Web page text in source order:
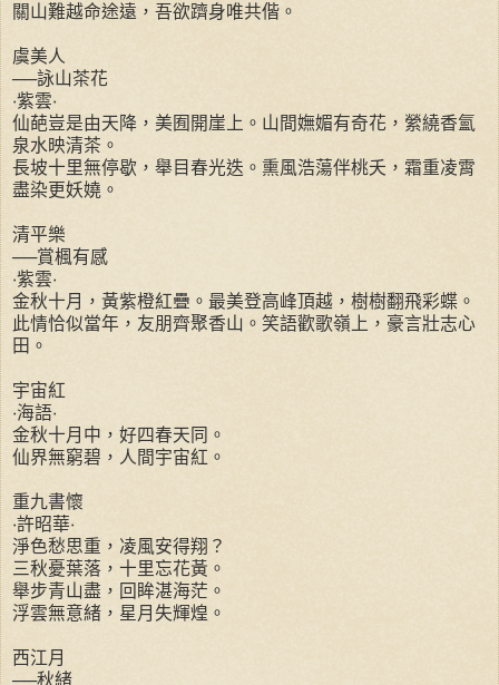
關山難越命途遠，吾欲躋身唯共偕。
虞美人
──詠山茶花
‧紫雲‧
仙葩豈是由天降，美囿開崖上。山間嫵媚有奇花，縈繞香氳
泉水映清茶。
長坡十里無停歇，舉目春光迭。熏風浩蕩伴桃夭，霜重凌霄
盡染更妖嬈。
清平樂
──賞楓有感
‧紫雲‧
金秋十月，黃紫橙紅疊。最美登高峰頂越，樹樹翻飛彩蝶。
此情恰似當年，友朋齊聚香山。笑語歡歌嶺上，豪言壯志心
田。
宇宙紅
‧海語‧
金秋十月中，好四春天同。
仙界無窮碧，人間宇宙紅。
重九書懷
‧許昭華‧
淨色愁思重，凌風安得翔？
三秋憂葉落，十里忘花黃。
舉步青山盡，回眸湛海茫。
浮雲無意緒，星月失輝煌。
西江月
──秋緒